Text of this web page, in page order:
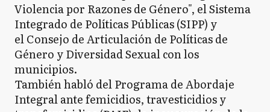
Violencia por Razones de Género", el Sistema
Integrado de Políticas Públicas (SIPP) y
el Consejo de Articulación de Políticas de
Género y Diversidad Sexual con los
municipios.
También habló del Programa de Abordaje
Integral ante femicidios, travesticidios y